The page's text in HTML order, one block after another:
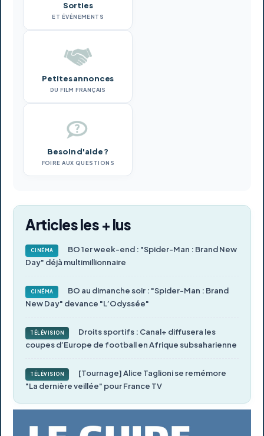
Sorties
ET ÉVÉNEMENTS
Petites annonces
DU FILM FRANÇAIS
Besoin d'aide ?
FOIRE AUX QUESTIONS
Articles les + lus
CINÉMA
BO 1er week-end : "Spider-Man : Brand New
Day" déjà multimillionnaire
CINÉMA
BO au dimanche soir : "Spider-Man : Brand
New Day" devance "L’Odyssée"
TÉLÉVISION
Droits sportifs : Canal+ diffusera les
coupes d’Europe de football en Afrique subsaharienne
TÉLÉVISION
[Tournage] Alice Taglioni se remémore
"La dernière veillée" pour France TV